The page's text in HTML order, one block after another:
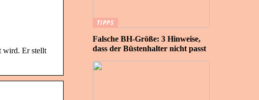
wird. Er stellt
TIPPS
Falsche BH-Größe: 3 Hinweise,
dass der Büstenhalter nicht passt